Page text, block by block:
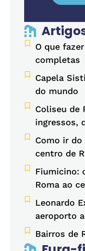
O que
completas
Capela
do mundo
Coliseu de
ingressos,
Como ir do
centro de
Fiumicino:
Roma ao
Leonardo
aeroporto
Bairros de